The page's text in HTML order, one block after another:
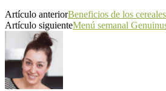
Artículo anteriorBeneficios de los
Artículo siguienteMenú semanal